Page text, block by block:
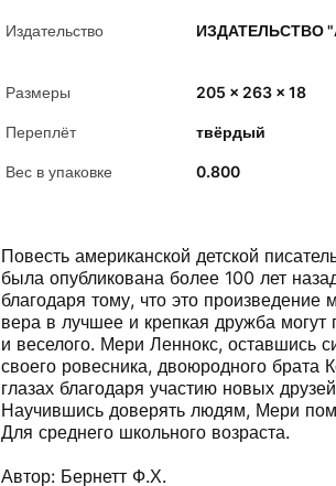
Издательство ИЗДАТЕЛЬСТВО
Размеры 205 x 263 x 18
Переплёт твёрдый
Вес в упаковке 0.800
Повесть американской детской
была опубликована более 100 лет
благодаря тому, что это произведение
вера в лучшее и крепкая дружба
и веселого. Мери Леннокс, оставшись
своего ровесника, двоюродного брата
глазах благодаря участию новых
Научившись доверять людям, Мери
Для среднего школьного возраста.
Автор: Бернетт Ф.Х.